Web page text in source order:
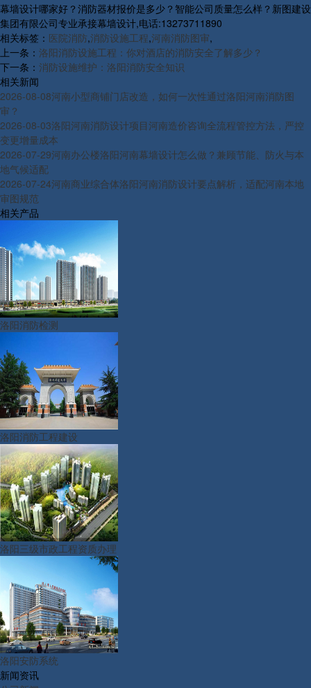
幕墙设计哪家好？消防器材报价是多少？智能公司质量怎么样？新图建设
集团有限公司专业承接幕墙设计,电话:13273711890
相关标签： 医院消防,消防设施工程,河南消防图审,
上一条： 洛阳消防设施工程：你对酒店的消防安全了解多少？
下一条： 消防设施维护：洛阳消防安全知识
相关新闻
2026-08-08河南小型商铺门店改造，如何一次性通过洛阳河南消防图
审？
2026-08-03洛阳河南消防设计项目河南造价咨询全流程管控方法，严控
变更增量成本
2026-07-29河南办公楼洛阳河南幕墙设计怎么做？兼顾节能、防火与本
地气候适配
2026-07-24河南商业综合体洛阳河南消防设计要点解析，适配河南本地
审图规范
相关产品
洛阳消防检测
洛阳消防工程建设
洛阳三级市政工程资质办理
洛阳安防系统
新闻资讯